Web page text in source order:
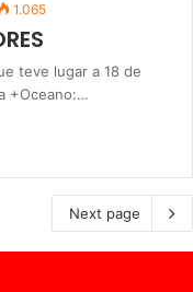
1.065
teve lugar a 18 de
+Oceano:…
Next page